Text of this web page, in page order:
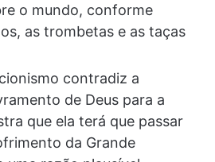
o mundo, conforme
as trombetas e as taças
contradiz a
de Deus para a
que ela terá que passar
da Grande